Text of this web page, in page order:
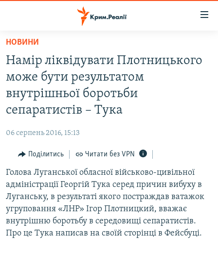
Перейти
основного
матеріалу
до
основної
Перейти
пошуку
ВОДА.КРИМ
ВІДЕО ТА ФОТО
ПОГЛЯД
ІНТЕРВ'Ю
ВСЕ ЗА ДЕНЬ
СПЕЦПРОЕКТИ
ДЕПОРТАЦІЯ
ВІДЕОУРОКИ «ELIFBE»
ЯК ОБІЙТИ БЛОКУВАННЯ
Русский
НОВИНИ
Намір ліквідувати Плотницького
може бути результатом
внутрішньої боротьби
сепаратистів – Тука
06 серпень 2016, 15:13
Поділитись Читати без VPN
Голова Луганської обласної військово-цивільної
адміністрації Георгій Тука серед причин вибуху в
Луганську, в результаті якого постраждав ватажок
угруповання «ЛНР» Ігор Плотницкий, вважає
внутрішню боротьбу в середовищі сепаратистів.
Про це Тука написав на своїй сторінці в Фейсбуці.